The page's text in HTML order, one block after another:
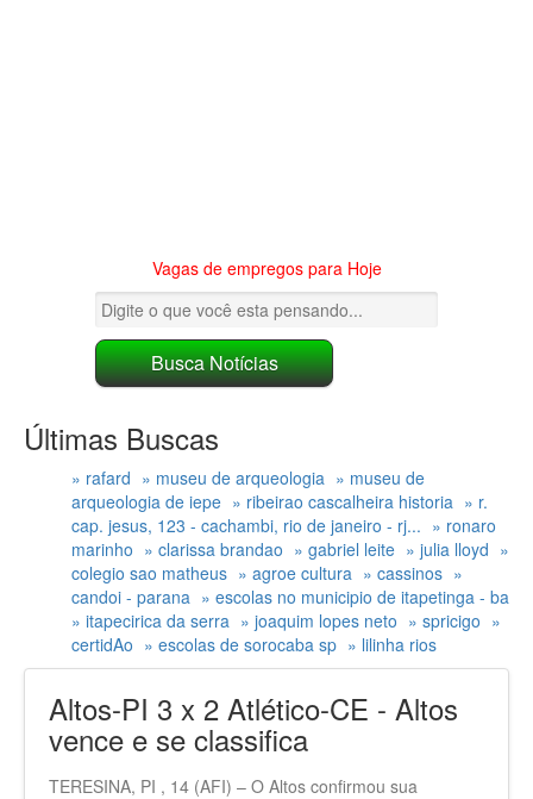
Vagas de empregos para Hoje
Últimas Buscas
» rafard » museu de arqueologia » museu de
arqueologia de iepe » ribeirao cascalheira historia » r.
cap. jesus, 123 - cachambi, rio de janeiro - rj... » ronaro
marinho » clarissa brandao » gabriel leite » julia lloyd »
colegio sao matheus » agroe cultura » cassinos »
candoi - parana » escolas no municipio de itapetinga - ba
» itapecirica da serra » joaquim lopes neto » spricigo »
certidAo » escolas de sorocaba sp » lilinha rios
Altos-PI 3 x 2 Atlético-CE - Altos
vence e se classifica
TERESINA, PI , 14 (AFI) – O Altos confirmou sua